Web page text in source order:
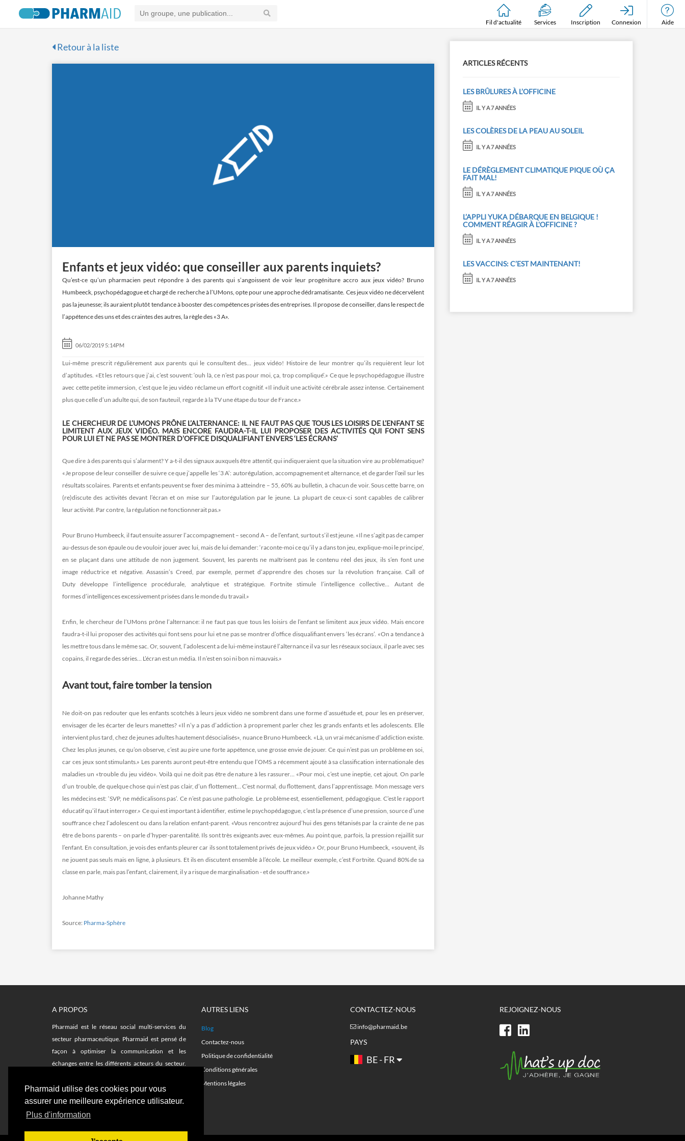
Pharmaid utilise des cookies pour vous
assurer une meilleure expérience utilisateur.
Plus d'information
Fil d'actualité Services Inscription Connexion Aide
Retour à la liste
Enfants et jeux vidéo: que conseiller aux parents inquiets?
Qu’est-ce qu’un pharmacien peut répondre à des parents qui s’angoissent de voir leur progéniture accro aux jeux vidéo? Bruno
Humbeeck, psychopédagogue et chargé de recherche à l’UMons, opte pour une approche dédramatisante. Ces jeux vidéo ne décervèlent
pas la jeunesse; ils auraient plutôt tendance à booster des compétences prisées des entreprises. Il propose de conseiller, dans le respect de
l’appétence des uns et des craintes des autres, la règle des «3 A».
06/02/2019 5:14PM
Lui-même prescrit régulièrement aux parents qui le consultent des… jeux vidéo! Histoire de leur montrer qu’ils requièrent leur lot
d’aptitudes. «Et les retours que j’ai, c’est souvent: ‘ouh là, ce n’est pas pour moi, ça, trop compliqué’.» Ce que le psychopédagogue illustre
avec cette petite immersion, c’est que le jeu vidéo réclame un effort cognitif. «Il induit une activité cérébrale assez intense. Certainement
plus que celle d’un adulte qui, de son fauteuil, regarde à la TV une étape du tour de France.»
LE CHERCHEUR DE L’UMONS PRÔNE L’ALTERNANCE: IL NE FAUT PAS QUE TOUS LES LOISIRS DE L’ENFANT SE
LIMITENT AUX JEUX VIDÉO. MAIS ENCORE FAUDRA-T-IL LUI PROPOSER DES ACTIVITÉS QUI FONT SENS
POUR LUI ET NE PAS SE MONTRER D’OFFICE DISQUALIFIANT ENVERS ‘LES ÉCRANS’
Que dire à des parents qui s’alarment? Y a-t-il des signaux auxquels être attentif, qui indiqueraient que la situation vire au problématique?
«Je propose de leur conseiller de suivre ce que j’appelle les ‘3 A’: autorégulation, accompagnement et alternance, et de garder l’œil sur les
résultats scolaires. Parents et enfants peuvent se fixer des minima à atteindre – 55, 60% au bulletin, à chacun de voir. Sous cette barre, on
(re)discute des activités devant l’écran et on mise sur l’autorégulation par le jeune. La plupart de ceux-ci sont capables de calibrer
leur activité. Par contre, la régulation ne fonctionnerait pas.»
Pour Bruno Humbeeck, il faut ensuite assurer l’accompagnement – second A – de l’enfant, surtout s’il est jeune. «Il ne s’agit pas de camper
au-dessus de son épaule ou de vouloir jouer avec lui, mais de lui demander: ‘raconte-moi ce qu’il y a dans ton jeu, explique-moi le principe’,
en se plaçant dans une attitude de non jugement. Souvent, les parents ne maîtrisent pas le contenu réel des jeux, ils s’en font une
image réductrice et négative. Assassin’s Creed, par exemple, permet d’apprendre des choses sur la révolution française. Call of
Duty développe l’intelligence procédurale, analytique et stratégique. Fortnite stimule l’intelligence collective… Autant de
formes d’intelligences excessivement prisées dans le monde du travail.»
Enfin, le chercheur de l’UMons prône l’alternance: il ne faut pas que tous les loisirs de l’enfant se limitent aux jeux vidéo. Mais encore
faudra-t-il lui proposer des activités qui font sens pour lui et ne pas se montrer d’office disqualifiant envers ‘les écrans’. «On a tendance à
les mettre tous dans le même sac. Or, souvent, l’adolescent a de lui-même instauré l’alternance il va sur les réseaux sociaux, il parle avec ses
copains, il regarde des séries… L’écran est un média. Il n’est en soi ni bon ni mauvais.»
Avant tout, faire tomber la tension
Ne doit-on pas redouter que les enfants scotchés à leurs jeux vidéo ne sombrent dans une forme d’assuétude et, pour les en préserver,
envisager de les écarter de leurs manettes? «Il n’y a pas d’addiction à proprement parler chez les grands enfants et les adolescents. Elle
intervient plus tard, chez de jeunes adultes hautement désocialisés», nuance Bruno Humbeeck. «Là, un vrai mécanisme d’addiction existe.
Chez les plus jeunes, ce qu’on observe, c’est au pire une forte appétence, une grosse envie de jouer. Ce qui n’est pas un problème en soi,
car ces jeux sont stimulants.» Les parents auront peut-être entendu que l’OMS a récemment ajouté à sa classification internationale des
maladies un «trouble du jeu vidéo». Voilà qui ne doit pas être de nature à les rassurer… «Pour moi, c’est une ineptie, cet ajout. On parle
d’un trouble, de quelque chose qui n’est pas clair, d’un flottement… C’est normal, du flottement, dans l’apprentissage. Mon message vers
les médecins est: ‘SVP, ne médicalisons pas’. Ce n’est pas une pathologie. Le problème est, essentiellement, pédagogique. C’est le rapport
éducatif qu’il faut interroger.» Ce qui est important à identifier, estime le psychopédagogue, c’est la présence d’une pression, source d’une
souffrance chez l’adolescent ou dans la relation enfant-parent. «Vous rencontrez aujourd’hui des gens tétanisés par la crainte de ne pas
être de bons parents – on parle d’hyper-parentalité. Ils sont très exigeants avec eux-mêmes. Au point que, parfois, la pression rejaillit sur
l’enfant. En consultation, je vois des enfants pleurer car ils sont totalement privés de jeux vidéo.» Or, pour Bruno Humbeeck, «souvent, ils
ne jouent pas seuls mais en ligne, à plusieurs. Et ils en discutent ensemble à l’école. Le meilleur exemple, c’est Fortnite. Quand 80% de sa
classe en parle, mais pas l’enfant, clairement, il y a risque de marginalisation - et de souffrance.»
Johanne Mathy
Source: Pharma-Sphère
ARTICLES RÉCENTS
LES BRÛLURES À L’OFFICINE
IL Y A 7 ANNÉES
LES COLÈRES DE LA PEAU AU SOLEIL
IL Y A 7 ANNÉES
LE DÉRÈGLEMENT CLIMATIQUE PIQUE OÙ ÇA
FAIT MAL!
IL Y A 7 ANNÉES
L’APPLI YUKA DÉBARQUE EN BELGIQUE !
COMMENT RÉAGIR À L'OFFICINE ?
IL Y A 7 ANNÉES
LES VACCINS: C’EST MAINTENANT!
IL Y A 7 ANNÉES
A PROPOS
Pharmaid est le réseau social multi-services du
secteur pharmaceutique. Pharmaid est pensé de
façon à optimiser la communication et les
échanges entre les différents acteurs du secteur.
les plateformes d'emplois, remplacements,
formations et notre annuaire de délégués.
AUTRES LIENS
Blog
Contactez-nous
Politique de confidentialité
Conditions générales
Mentions légales
CONTACTEZ-NOUS
info@pharmaid.be
PAYS
BE - FR
REJOIGNEZ-NOUS